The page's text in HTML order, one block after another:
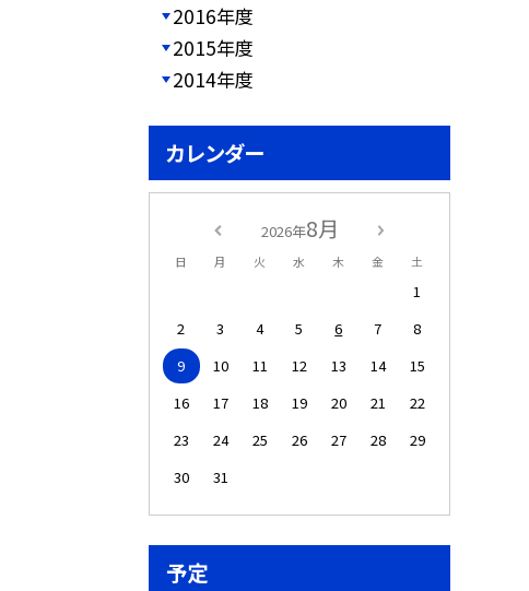
2016年度
2015年度
2014年度
カレンダー
2026年8月
日 月 火 水 木 金 土
1
2
3 4 5 6 7
8
9
10 11 12 13 14
15
16
17 18 19 20 21
22
23
24 25 26 27 28
29
30
31
予定